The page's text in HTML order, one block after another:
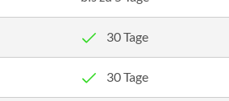
30 Tage
30 Tage